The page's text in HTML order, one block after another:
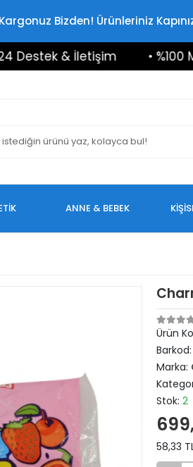
Kargonuz Bizden! Ürünleriniz
& İletişim • %100
ANNE & BEBEK
Ürün
Barkod:
Marka:
Stok: 2
58,33